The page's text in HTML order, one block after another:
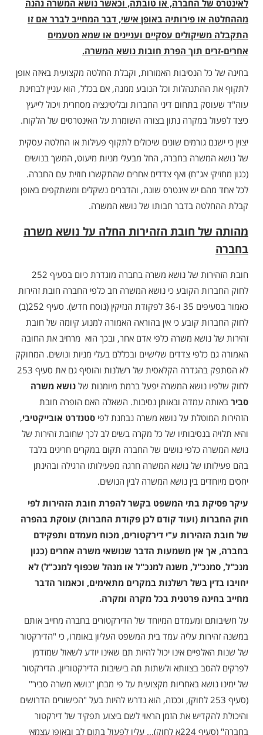
לאינטרס של החברה, או טובתה, וכאשר נושא המשרה נהנה
מההחלטה או פירותיה באופן אישי, דבר המחייב לברר אם זו
התקבלה משיקולים עסקיים ועניינים או שמא מטעמים
אחרים-זרים תוך הפרת חובות נושא המשרה.
בחינה של כל הנסיבות האמורות, וקבלת החלטה מקצועית באיזה אופן
לתקוף את ההתנהלות וכל הנובע ממנה, אם בכלל, הוא עניין לבחינת
עוה"ד שעוסק בתחום דיני החברות ובליטיגציה מסחרית ויכול לייעץ
כיצד לפעול במקרה נתון בצורה השומרת על האינטרסים של הלקוח.
יצוין כי ישנם גורמים שונים שיכולים לתקוף פעילות או החלטה עסקית
של נושא המשרה בחברה, החל מבעלי מניות מיעוט, המשך בנושים
(כגון מחזיקי אג"ח) ואף צדדים אחרים שהתקשרו חוזית עם החברה.
לכל אחד מהם יש אינטרס שונה, והדברים נשקלים ומשתקפים באופן
קבלת ההחלטה בדבר חבותו של נושא המשרה.
מהותה של חובת הזהירות החלה על נושא משרה
בחברה
חובת הזהירות של נושא משרה בחברה מוגדרת כיום בסעיף 252
לחוק החברות הקובע כי נושא המשרה חב כלפי החברה חובת זהירות
כאמור בסעיפים 35 ו-36 לפקודת הנזיקין (נוסח חדש). סעיף 252(ב)
לחוק החברות קובע כי אין בהוראה האמורה למנוע קיומה של חובת
זהירות של נושא משרה כלפי אדם אחר, ובכך הוא מרחיב את החובה
האמורה גם כלפי צדדים שלישיים ובכללם בעלי מניות ונושים. המחוקק
לא הסתפק בהגדרה הקלאסית של רשלנות והוסיף גם את סעיף 253
לחוק שלפיו נושא המשרה יפעל ברמת מיומנות של נושא משרה
סביר באותה עמדה ובאותן נסיבות. השאלה האם הופרה חובת
הזהירות המוטלת על נושא משרה נבחנת לפי סטנדרט אובייקטיבי,
והיא תלויה בנסיבותיו של כל מקרה בשים לב לכך שחובת זהירות של
נושא המשרה כלפי נושים של החברה תקום במקרים חריגים בלבד
בהם פעילותו של נושא המשרה חרגה מפעילותו הרגילה ובהינתן
יחסים מיוחדים בין נושא המשרה לבין הנושים.
עיקר פסיקת בתי המשפט בקשר להפרת חובת הזהירות לפי
חוק החברות (ועוד קודם לכן פקודת החברות) עוסקת בהפרה
של חובת הזהירות ע"י דירקטורים, מכוח מעמדם ותפקידם
בחברה, אך אין משמעות הדבר שנושאי משרה אחרים (כגון
מנכ"ל, סמנכ"ל, משנה למנכ"ל או מנהל שכפוף למנכ"ל) לא
יחויבו בדין בשל רשלנות במקרים מתאימים, וכאמור הדבר
מחייב בחינה פרטנית בכל מקרה ומקרה.
על חשיבותם ומעמדם המיוחד של הדירקטורים בחברה מחייב אותם
במשנה זהירות עליה עמד בית המשפט העליון באומרו, כי "הדירקטור
של שנות האלפיים אינו יכול להיות תם שאינו יודע לשאול שמזדמן
לפרקים להסב בצוותא ולשתות תה בישיבות הדירקטוריון. הדירקטור
של ימינו נושא באחריות מקצועית על פי מבחן "נושא משרה סביר"
(סעיף 253 לחוק), וככזה, הוא נדרש להיות בעל "הכישורים הדרושים
והיכולת להקדיש את הזמן הראוי לשם ביצוע תפקיד של דירקטור
בחברה" (סעיף 224א לחוק)… עליו לפעול בתום לב ובאופן עצמאי